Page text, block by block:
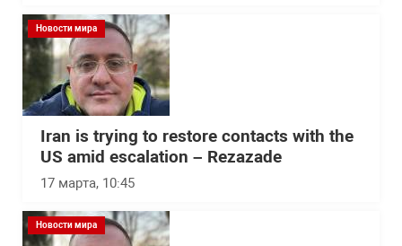
Новости мира
Iran is trying to restore contacts with the
US amid escalation – Rezazade
17 марта, 10:45
Новости мира